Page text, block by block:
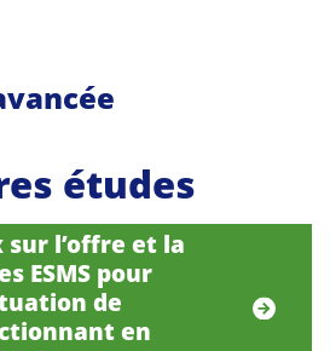
études
sur l’offre et la
ESMS pour
de
en